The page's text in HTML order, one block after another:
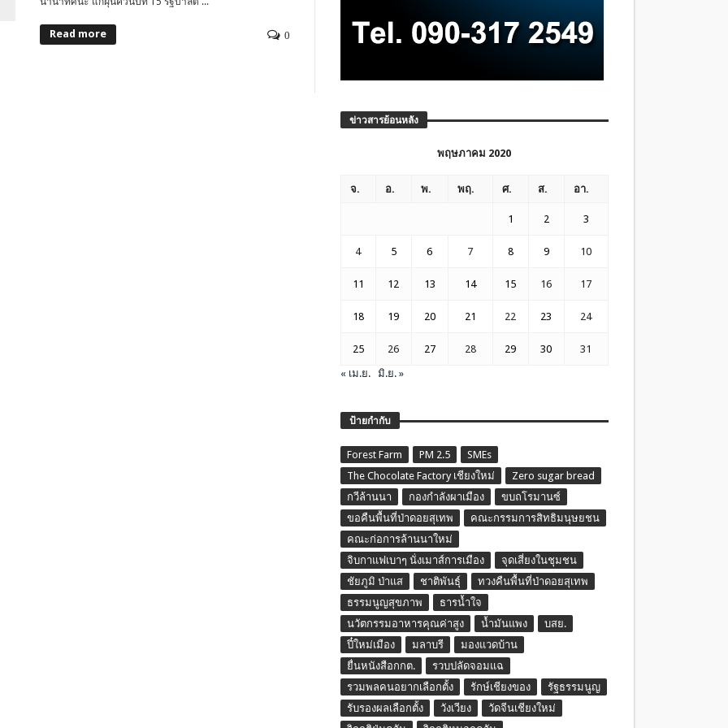
Read more 0
ข่าวสารย้อนหลัง
พฤษภาคม 2020
จ. อ. พ. พฤ. ศ. ส. อา.
1 2 3
4 5 6 7 8 9 10
11 12 13 14 15 16 17
18 19 20 21 22 23 24
25 26 27 28 29 30
31
« เม.ย.
มิ.ย. »
ป้ายกำกับ
Forest Farm PM 2.5
SMEs
The Chocolate Factory เชียงใหม่
Zero sugar bread
กวีล้านนา
กองกำลังผาเมือง
ขบถโรมานซ์
ขอคืนพื้นที่ป่าดอยสุเทพ
คณะกรรมการสิทธิมนุษยชน
คณะก่อการล้านนาใหม่
จิบกาแฟเบาๆ นั่งเมาส์การเมือง
จุดเสี่ยงในชุมชน
ชัยภูมิ ป่าแส
ชาติพันธุ์
ทวงคืนพื้นที่ป่าดอยสุเทพ
ธรรมนูญสุขภาพ
ธารน้ำใจ
นวัตกรรมอาหารคุณค่าสูง
น้ำมันแพง
บสย.
ปี๋ใหม่เมือง
มลาบรี
มองแวดบ้าน
ยื่นหนังสือกกต.
รวบปลัดจอมแฉ
รวมพลคนอยากเลือกตั้ง
รักษ์เชียงของ
รัฐธรรมนูญ
รับรองผลเลือกตั้ง
วังเวียง
วัดจีนเชียงใหม่